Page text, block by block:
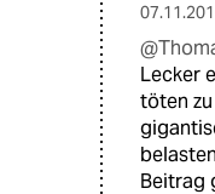
Lecker
töten
Beitrag